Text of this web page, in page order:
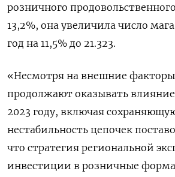
розничного
13,2%, она увеличила число
год на 11,5% до 21.323.
«Несмотря на внешние
продолжают оказывать
2023 году, включая
нестабильность цепочек
что стратегия региональной
инвестиции в розничные